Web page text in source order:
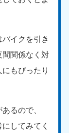
イクを引き
関係なく対
もぴったり
るので、
にしてみてく